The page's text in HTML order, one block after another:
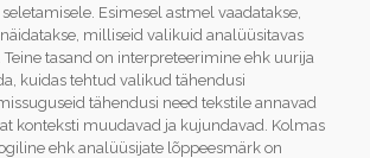
Esimesel astmel vaadatakse,
milliseid valikuid analüüsitavas
Teine tasand on interpreteerimine ehk uurija
kuidas tehtud valikud tähendusi
tähendusi need tekstile annavad
konteksti muudavad ja kujundavad. Kolmas
ehk analüüsijate lõppeesmärk on